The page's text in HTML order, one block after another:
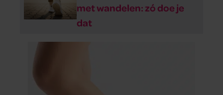
met wandelen: zó doe je
dat